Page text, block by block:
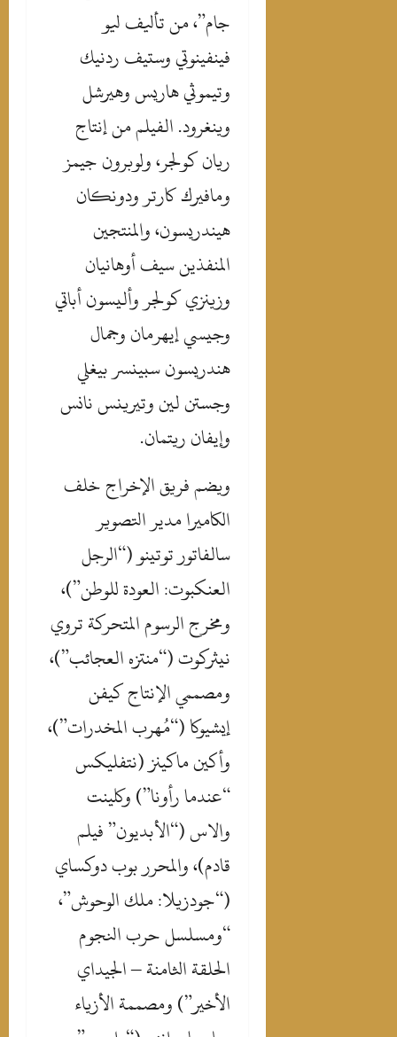
جام”، من تأليف ليو
فينفينوتي وستيف ردنيك
وتيموثي هاريس وهيرشل
وينغرود. الفيلم من إنتاج
ريان كولجر، ولوبرون جيمز
ومافيرك كارتر ودونكان
هيندريسون، والمنتجين
المنفذين سيف أوهانيان
وزينزي كولجر وأليسون أباتي
وجيسي إيهرمان وجمال
هندريسون سبينسر بيغلي
وجستن لين وتيرينس نانس
وإيفان ريتمان.
‎ويضم فريق الإخراج خلف
الكاميرا مدير التصوير
سالفاتور توتينو (“الرجل
العنكبوت: العودة للوطن”)،
ومخرج الرسوم المتحركة تروي
نيثركوت (“منتزه العجائب”)،
ومصممي الإنتاج كيفن
إيشيوكا (“مُهرب المخدرات”)،
وأكين ماكينز (نتفليكس
“عندما رأونا”) وكلينت
والاس (“الأبديون” فيلم
قادم)، والمحرر بوب دوكساي
(“جودزيلا: ملك الوحوش”،
“ومسلسل حرب النجوم
الحلقة الثامنة – الجيداي
الأخير”) ومصممة الأزياء